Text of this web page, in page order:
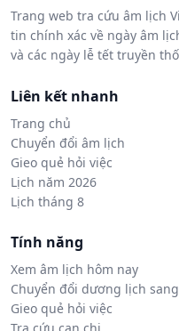
Trang web tra cứu âm lịch
tin chính xác về ngày âm
và các ngày lễ tết truyền
Liên kết nhanh
Trang chủ
Chuyển đổi âm lịch
Gieo quẻ hỏi việc
Lịch năm 2026
Lịch tháng 8
Tính năng
Xem âm lịch hôm nay
Chuyển đổi dương lịch
Gieo quẻ hỏi việc